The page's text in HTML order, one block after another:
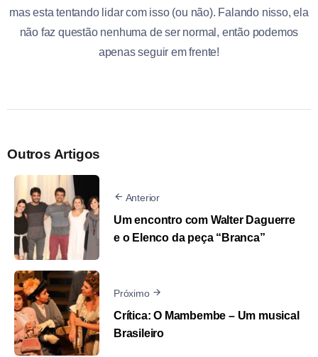
mas esta tentando lidar com isso (ou não). Falando nisso, ela
não faz questão nenhuma de ser normal, então podemos
apenas seguir em frente!
Outros Artigos
Anterior
Um encontro com Walter Daguerre
e o Elenco da peça “Branca”
Próximo
Crítica: O Mambembe – Um musical
Brasileiro